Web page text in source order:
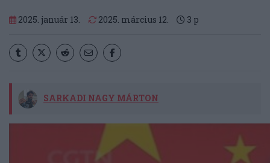
2025. január 13. 2025. március 12. 3 p
SARKADI NAGY MÁRTON